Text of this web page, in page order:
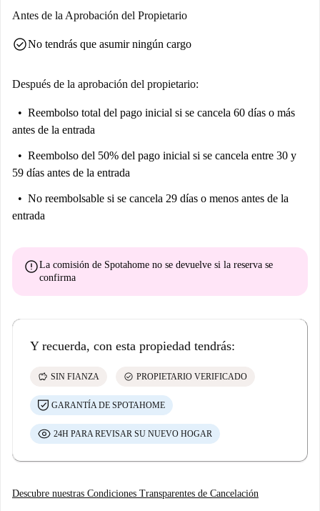
Barrio Rojo de Fráncfort, ambos a poca distancia a pie, así como la
Frankfurt. Estos servicios, entre otros, ofrecen acceso a lugares de
privilegiada en este excepcional barrio.
Antes de la Aprobación del Propietario
check_circleNo tendrás que asumir ningún cargo
Después de la aprobación del propietario:
Reembolso total del pago inicial si se cancela 60 días o más
antes de la entrada
Reembolso del 50% del pago inicial si se cancela entre 30 y
59 días antes de la entrada
No reembolsable si se cancela 29 días o menos antes de la
entrada
errorLa comisión de Spotahome no se devuelve si la reserva se
confirma
Y recuerda, con esta propiedad tendrás:
savings SIN FIANZA check_circle PROPIETARIO VERIFICADO
GARANTÍA DE SPOTAHOME
24H PARA REVISAR SU NUEVO HOGAR
Descubre nuestras Condiciones Transparentes de Cancelación